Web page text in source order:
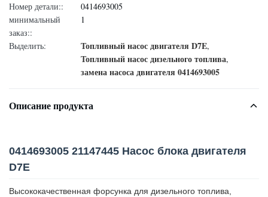
Номер детали::
0414693005
минимальный
заказ::
1
Выделить: Топливный насос двигателя D7E,
Топливный насос дизельного топлива,
замена насоса двигателя 0414693005
Описание продукта
0414693005 21147445 Насос блока двигателя
D7E
Высококачественная форсунка для дизельного топлива,